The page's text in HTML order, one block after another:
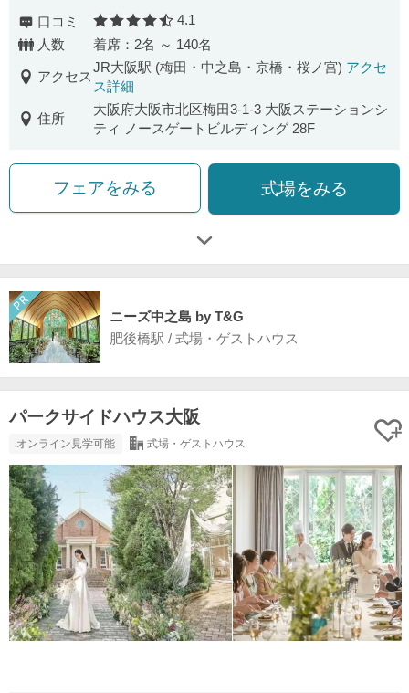
口コミ 口コミ評価
4.1
人数
着席：2名 ～ 140名
アクセス
JR大阪駅 (梅田・中之島・京橋・桜ノ宮) アクセ
ス詳細
住所
大阪府大阪市北区梅田3-1-3 大阪ステーションシ
ティ ノースゲートビルディング 28F
フェアをみる 式場をみる
ニーズ中之島 by T&G
肥後橋駅 / 式場・ゲストハウス
パークサイドハウス大阪
オンライン見学可能 式場・ゲストハウス